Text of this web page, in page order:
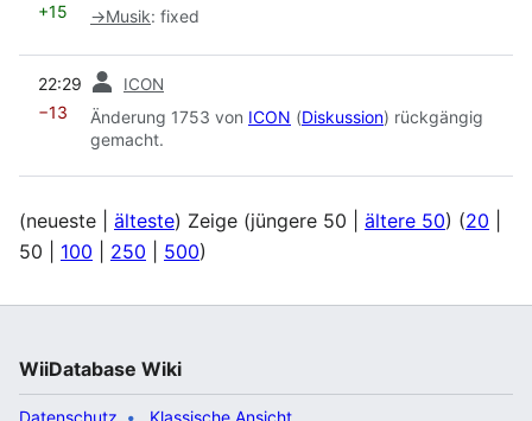
+15 →Musik: fixed
22:29 ICON
−13 Änderung 1753 von ICON (Diskussion) rückgängig
gemacht.
(neueste älteste) Zeige (jüngere 50 ältere 50) (20
50
100 250 500)
WiiDatabase Wiki